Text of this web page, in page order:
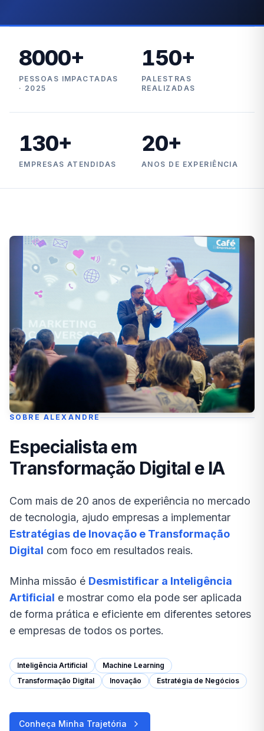
8000+
PESSOAS IMPACTADAS
· 2025
150+
PALESTRAS
REALIZADAS
130+
EMPRESAS ATENDIDAS
20+
ANOS DE EXPERIÊNCIA
SOBRE ALEXANDRE
Especialista em
Transformação Digital e IA
Com mais de 20 anos de experiência no mercado
de tecnologia, ajudo empresas a implementar
Estratégias de Inovação e Transformação
Digital com foco em resultados reais.
Minha missão é Desmistificar a Inteligência
Artificial e mostrar como ela pode ser aplicada
de forma prática e eficiente em diferentes setores
e empresas de todos os portes.
Inteligência Artificial
Machine Learning
Transformação Digital
Inovação Estratégia de Negócios
Conheça Minha Trajetória